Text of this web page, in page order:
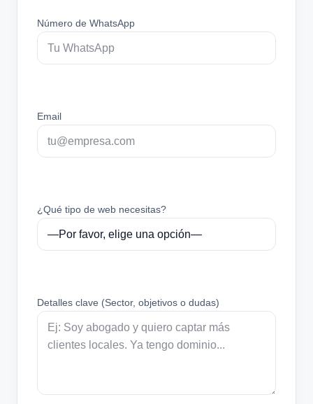
Número de WhatsApp
Email
¿Qué tipo de web necesitas?
Detalles clave (Sector, objetivos o dudas)